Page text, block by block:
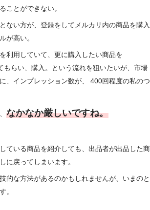
ことができない。
ない方が、登録をしてメルカリ内の商品を購入
が高い。
利用していて、更に購入したい商品を
もらい、購入。という流れを狙いたいが、市場
、インプレッション数が、 400回程度の私のつ
なかなか厳しいですね。
ている商品を紹介しても、出品者が出品した商
に戻ってしまいます。
的な方法があるのかもしれませんが、いまのと
。